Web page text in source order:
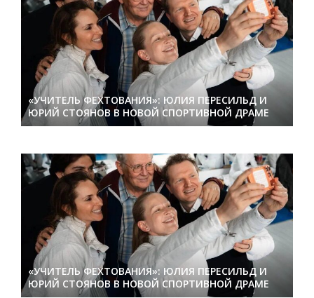
«УЧИТЕЛЬ ФЕХТОВАНИЯ»: ЮЛИЯ ПЕРЕСИЛЬД И
ЮРИЙ СТОЯНОВ В НОВОЙ СПОРТИВНОЙ ДРАМЕ
«УЧИТЕЛЬ ФЕХТОВАНИЯ»: ЮЛИЯ ПЕРЕСИЛЬД И
ЮРИЙ СТОЯНОВ В НОВОЙ СПОРТИВНОЙ ДРАМЕ